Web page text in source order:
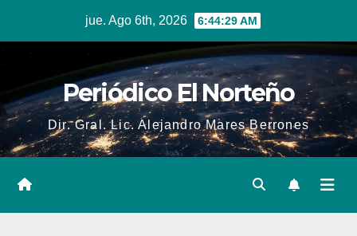
jue. Ago 6th, 2026 6:44:30 AM
Periódico El Norteño
Dir. Gral. Lic. Alejandro Mares Berrones